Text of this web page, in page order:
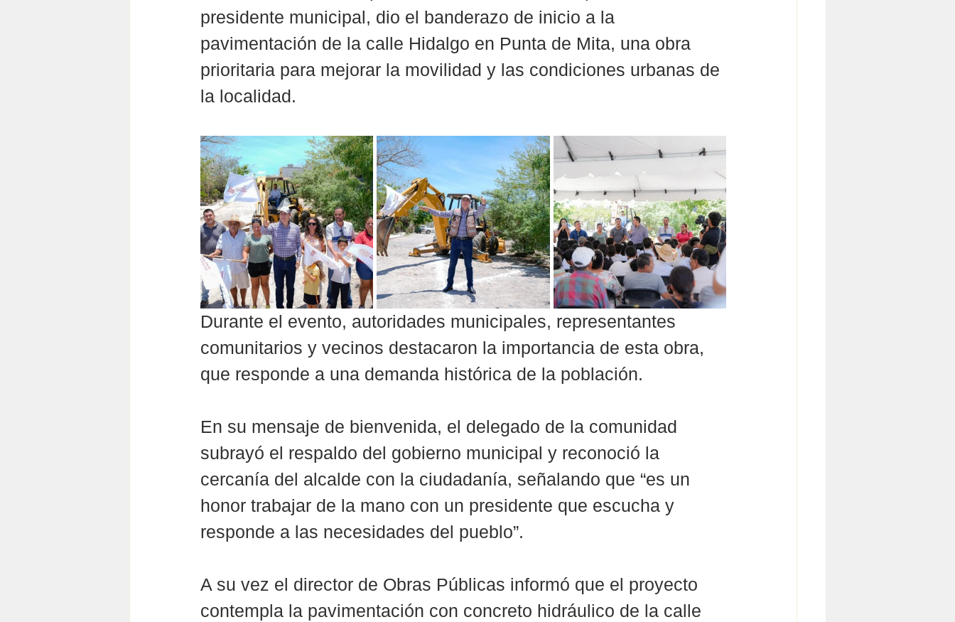
presidente municipal, dio el banderazo de inicio a la
pavimentación de la calle Hidalgo en Punta de Mita, una obra
prioritaria para mejorar la movilidad y las condiciones urbanas de
la localidad.
Durante el evento, autoridades municipales, representantes
comunitarios y vecinos destacaron la importancia de esta obra,
que responde a una demanda histórica de la población.
En su mensaje de bienvenida, el delegado de la comunidad
subrayó el respaldo del gobierno municipal y reconoció la
cercanía del alcalde con la ciudadanía, señalando que “es un
honor trabajar de la mano con un presidente que escucha y
responde a las necesidades del pueblo”.
A su vez el director de Obras Públicas informó que el proyecto
contempla la pavimentación con concreto hidráulico de la calle